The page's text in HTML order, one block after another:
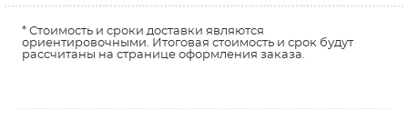
* Стоимость и сроки доставки являются
ориентировочными. Итоговая стоимость и срок будут
рассчитаны на странице оформления заказа.